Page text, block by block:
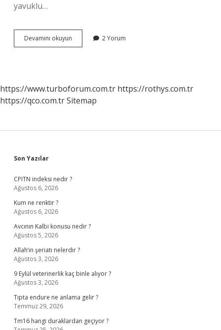
yavuklu…
Devamını okuyun Yavukluk
Anlamı
2 Yorum
https://www.turboforum.com.tr https://rothys.com.tr
https://qco.com.trSitemap
Sidebar
Son Yazılar
CPITN indeksi nedir ?
Ağustos 6, 2026
Kum ne renktir ?
Ağustos 6, 2026
Avcının Kalbi konusu nedir ?
Ağustos 5, 2026
Allah’ın şeriatı nelerdir ?
Ağustos 3, 2026
9 Eylül veterinerlik kaç binle alıyor ?
Ağustos 3, 2026
Tıpta endure ne anlama gelir ?
Temmuz 29, 2026
Tm16 hangi duraklardan geçiyor ?